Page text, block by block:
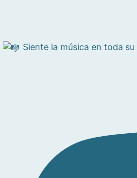
Siente la música en toda